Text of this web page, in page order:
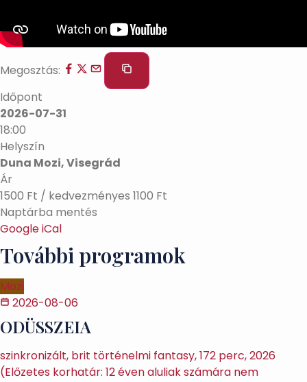
Megosztás:
Időpont
2026-07-31
18:00
Helyszín
Duna Mozi, Visegrád
Ár
1500 Ft / kedvezményes 1100 Ft
Naptárba mentés
GoogleiCal
További programok
Mozi
2026-08-06
ODÜSSZEIA
szinkronizált, brit történelmi fantasy, 172 perc, 2026
(Előzetes korhatár: 12 éven aluliak számára nem